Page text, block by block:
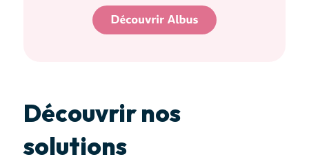
Découvrir nos
solutions